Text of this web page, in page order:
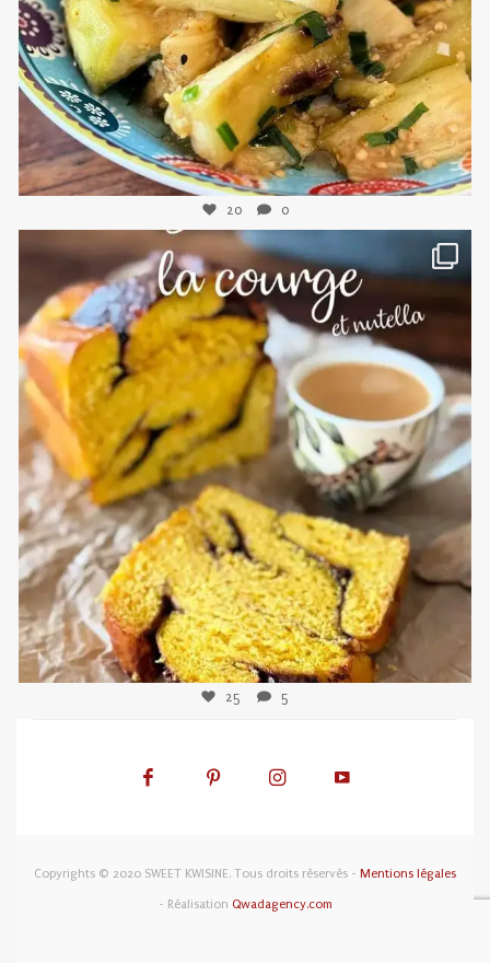
20 0
sweetkwisine
25 5
Copyrights © 2020 SWEET KWISINE. Tous droits réservés - Mentions légales
- Réalisation Qwadagency.com